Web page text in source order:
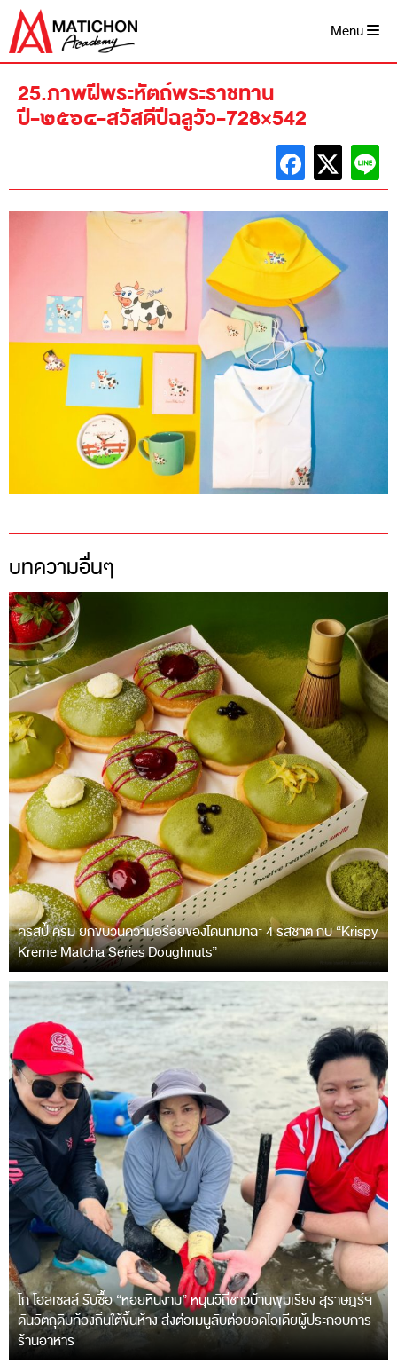
Skip
content
Menu
25.ภาพฝีพระหัตถ์พระราชทาน
ปี-๒๕๖๔-สวัสดีปีฉลูวัว-728×542
บทความอื่นๆ
คริสปี้ ครีม ยกขบวนความอร่อยของโดนัทมัทฉะ 4 รสชาติ กับ “Krispy
Kreme Matcha Series Doughnuts”
โก โฮลเซลล์ รับซื้อ “หอยหินงาม” หนุนวิถีชาวบ้านพุมเรียง สุราษฎร์ฯ
ดันวัตถุดิบท้องถิ่นใต้ขึ้นห้าง ส่งต่อเมนูลับต่อยอดไอเดียผู้ประกอบการ
ร้านอาหาร